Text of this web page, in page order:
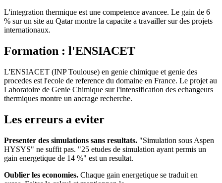
L'integration thermique est une competence avancee. Le gain de 6
% sur un site au Qatar montre la capacite a travailler sur des projets
internationaux.
Formation : l'ENSIACET
L'ENSIACET (INP Toulouse) en genie chimique et genie des
procedes est l'ecole de reference du domaine en France. Le projet au
Laboratoire de Genie Chimique sur l'intensification des echangeurs
thermiques montre un ancrage recherche.
Les erreurs a eviter
Presenter des simulations sans resultats. "Simulation sous Aspen
HYSYS" ne suffit pas. "25 etudes de simulation ayant permis un
gain energetique de 14 %" est un resultat.
Oublier les economies. Chaque gain energetique se traduit en